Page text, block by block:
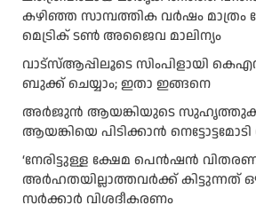
കഴിഞ്ഞ സാമ്പത്തിക വര്‍ഷം മാത്രം
മെട്രിക് ടണ്‍ അജൈവ മാലിന്യം
വാട്‌സ്ആപ്പിലൂടെ സിംപിളായി
ബുക്ക് ചെയ്യാം; ഇതാ ഇങ്ങനെ
അർജുൻ ആയങ്കിയുടെ
ആയങ്കിയെ പിടിക്കാൻ
‘നേരിട്ടുള്ള ക്ഷേമ പെൻഷൻ
അർഹതയില്ലാത്തവർക്ക് കിട്ടുന്നത്
സർക്കാ‍ർ വിശദീകരണം